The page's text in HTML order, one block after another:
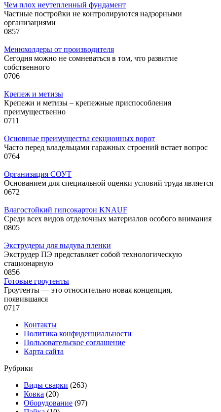
Чем плох неутепленный фундамент
Частные постройки не контролируются надзорными
организациями
0857
Менюхолдеры от производителя
Сегодня можно не сомневаться в том, что развитие
собственного
0706
Крепеж и метизы
Крепежи и метизы – крепежные приспособления
преимущественно
0711
Основные преимущества секционных ворот
Часто перед владельцами гаражных строений встает вопрос
0764
Организация СОУТ
Основанием для специальной оценки условий труда является
0672
Влагостойкий гипсокартон KNAUF
Среди всех видов отделочных материалов особого внимания
0805
Экструдеры для выдува пленки
Экструдер ПЭ представляет собой технологическую
стационарную
0856
Готовые гроутенты
Гроутенты — это относительно новая концепция,
появившаяся
0717
Контакты
Политика конфиденциальности
Пользовательское соглашение
Карта сайта
Рубрики
Виды сварки (263)
Ковка (20)
Оборудование (97)